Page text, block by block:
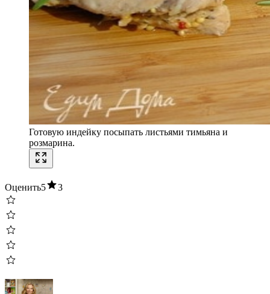
Готовую индейку посыпать листьями тимьяна и
розмарина.
Оценить5 3